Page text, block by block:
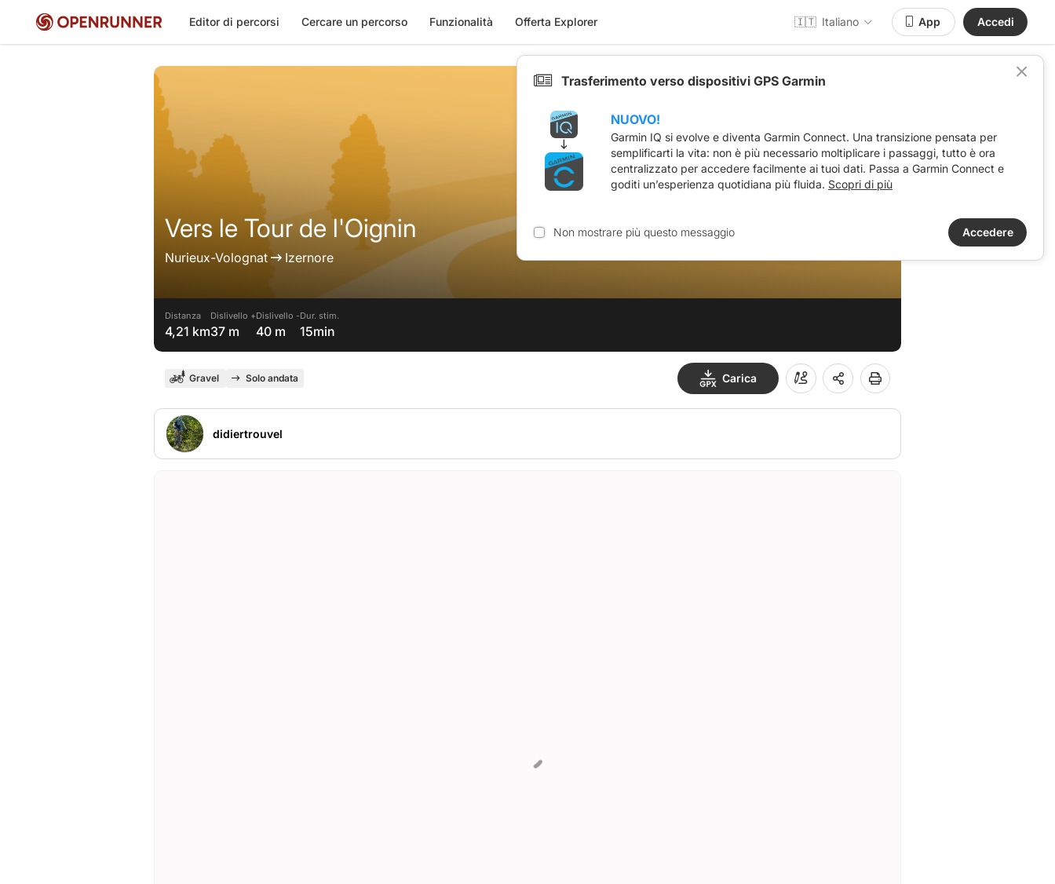
Editor di percorsi Cercare un percorso Funzionalità Offerta Explorer 🇮🇹 Italiano App Accedi
Vers le Tour de l'Oignin
Nurieux-Volognat Izernore
Distanza
4,21 km
Dislivello +
37 m
Dislivello -
40 m
Dur. stim.
15min
Gravel Solo andata Carica
didiertrouvel
Trasferimento verso dispositivi GPS Garmin
NUOVO!
Garmin IQ si evolve e diventa Garmin Connect. Una transizione pensata per
semplificarti la vita: non è più necessario moltiplicare i passaggi, tutto è ora
centralizzato per accedere facilmente ai tuoi dati. Passa a Garmin Connect e
goditi un’esperienza quotidiana più fluida. Scopri di più
Non mostrare più questo messaggio Accedere